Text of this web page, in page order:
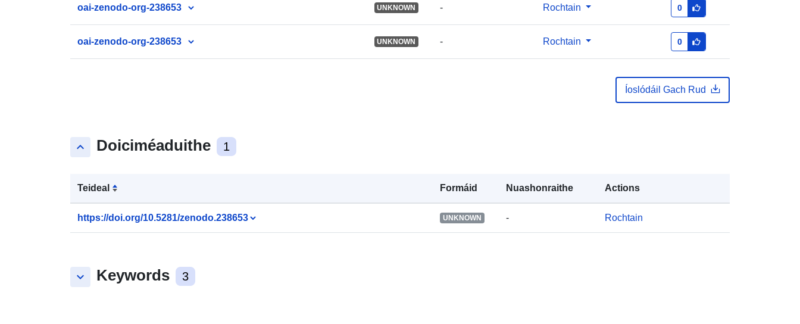
oai-zenodo-org-238653 UNKNOWN - Rochtain 0
oai-zenodo-org-238653 UNKNOWN - Rochtain 0
Íoslódáil Gach Rud
keyboard_arrow_up Doiciméaduithe 1
Teideal Formáid Nuashonraithe Actions
https://doi.org/10.5281/zenodo.238653 UNKNOWN - Rochtain
keyboard_arrow_down Keywords 3
http://data.europa.eu/88u/dataset/oai
-zenodo-org-238653